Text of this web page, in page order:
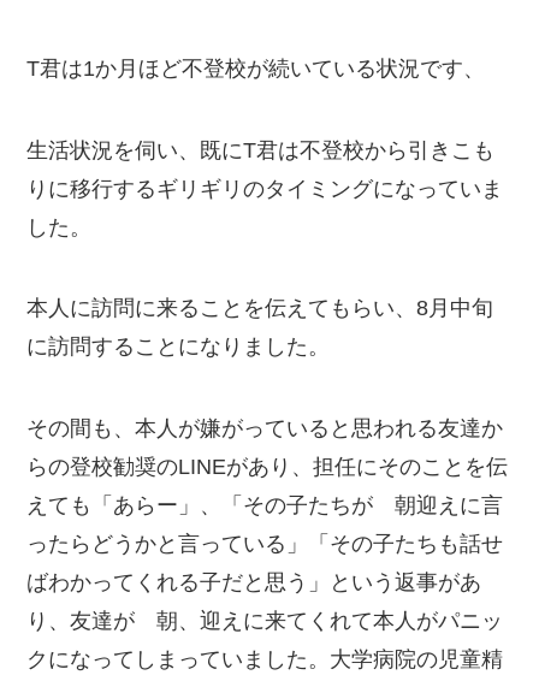
T君は1か月ほど不登校が続いている状況です、
生活状況を伺い、既にT君は不登校から引きこも
りに移行するギリギリのタイミングになっていま
した。
本人に訪問に来ることを伝えてもらい、8月中旬
に訪問することになりました。
その間も、本人が嫌がっていると思われる友達か
らの登校勧奨のLINEがあり、担任にそのことを伝
えても「あらー」、「その子たちが 朝迎えに言
ったらどうかと言っている」「その子たちも話せ
ばわかってくれる子だと思う」という返事があ
り、友達が 朝、迎えに来てくれて本人がパニッ
クになってしまっていました。大学病院の児童精